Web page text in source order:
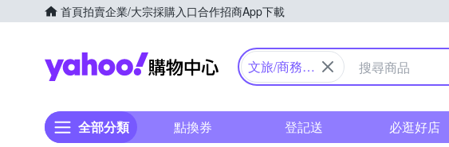
首頁拍賣企業/大宗採購入口合作招商App下載
Yahoo購物中心
文旅/商務旅
全部分類 點換券 登記送 必逛好店